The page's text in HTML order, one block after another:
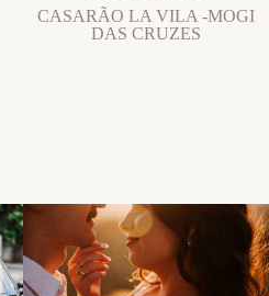
CASARÃO LA VILA -MOGI
DAS CRUZES